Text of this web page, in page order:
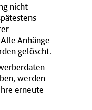
nicht
Anhänge
gelöscht.
werden
erneute